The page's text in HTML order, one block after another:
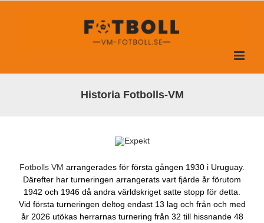
Historia Fotbolls-VM
Fotbolls VM arrangerades för första gången 1930 i Uruguay.
Därefter har turneringen arrangerats vart fjärde år förutom
1942 och 1946 då andra världskriget satte stopp för detta.
Vid första turneringen deltog endast 13 lag och från och med
år 2026 utökas herrarnas turnering från 32 till hissnande 48